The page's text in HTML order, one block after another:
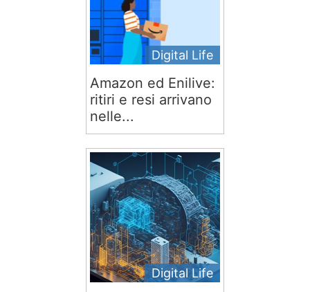
Digital Life
Amazon ed Enilive:
ritiri e resi arrivano
nelle...
Digital Life